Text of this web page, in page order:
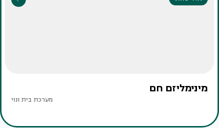
מינימליזם חם
מערכת בית ונוי